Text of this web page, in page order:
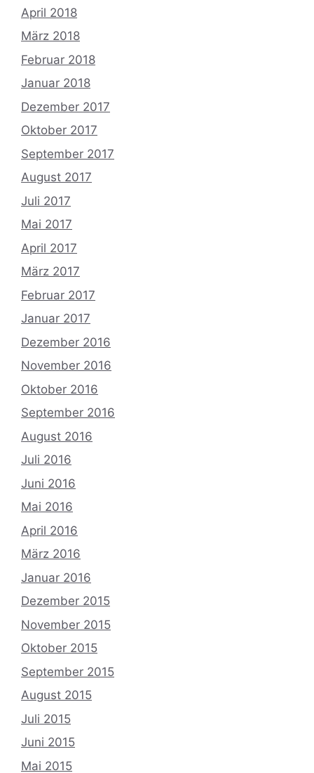
April 2018
März 2018
Februar 2018
Januar 2018
Dezember 2017
Oktober 2017
September 2017
August 2017
Juli 2017
Mai 2017
April 2017
März 2017
Februar 2017
Januar 2017
Dezember 2016
November 2016
Oktober 2016
September 2016
August 2016
Juli 2016
Juni 2016
Mai 2016
April 2016
März 2016
Januar 2016
Dezember 2015
November 2015
Oktober 2015
September 2015
August 2015
Juli 2015
Juni 2015
Mai 2015